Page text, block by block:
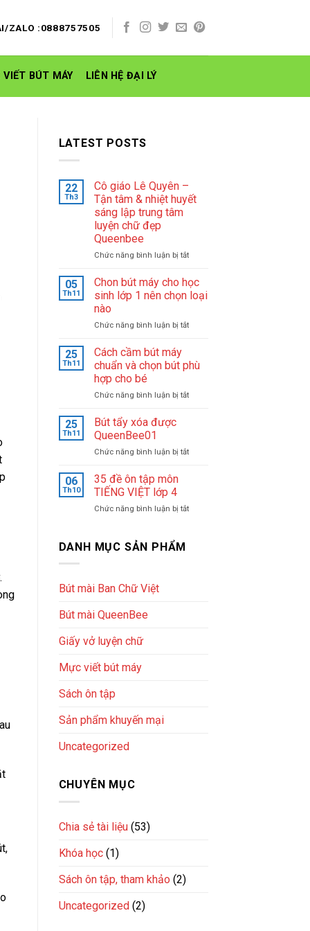
ZALO :0888757505
VIẾT BÚT MÁY LIÊN HỆ ĐẠI LÝ
LATEST POSTS
22
Th3
Cô giáo Lê Quyên –
Tận tâm & nhiệt huyết
sáng lập trung tâm
luyện chữ đẹp
Queenbee
Chức năng bình luận bị tắtở
Lê
Quyên
Tận
nhiệt
huyết
lập
đẹp
05
Th11
Chon bút máy cho học
sinh lớp 1 nên chọn loại
nào
Chức năng bình luận bị tắtở
máy
cho
sinh
loại
25
Th11
Cách cầm bút máy
chuẩn và chọn bút phù
hợp cho bé
Chức năng bình luận bị tắtở
chuẩn
hợp
25
Th11
Bút tẩy xóa được
QueenBee01
Chức năng bình luận bị tắtở
QueenBee01
06
Th10
35 đề ôn tập môn
TIẾNG VIỆT lớp 4
Chức năng bình luận bị tắtở
DANH MỤC SẢN PHẨM
Bút mài Ban Chữ Việt
Bút mài QueenBee
Giấy vở luyện chữ
Mực viết bút máy
Sách ôn tập
Sản phẩm khuyến mại
Uncategorized
CHUYÊN MỤC
Chia sẻ tài liệu(53)
Khóa học(1)
Sách ôn tập, tham khảo (2)
Uncategorized(2)